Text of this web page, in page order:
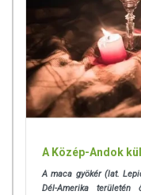
Összetevők:
(mikrokristályos
dioxid, zsírsavak
Aktív hatóanyagok a
szűretlen almaecet por
Minőségét megőrzi:Lásd
Tárolás:Száraz, hűvös,
A Közép-Andok
A maca gyökér (lat.
Dél-Amerika területén